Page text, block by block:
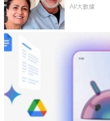
50年家人
AI/大數據